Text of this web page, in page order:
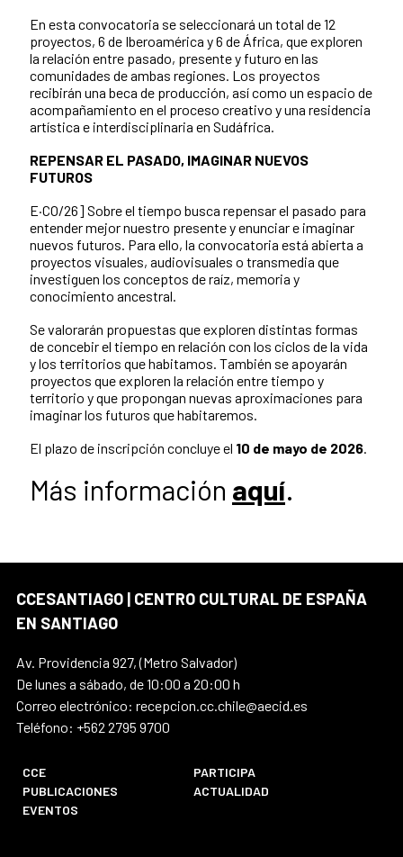
En esta convocatoria se seleccionará un total de 12
proyectos, 6 de Iberoamérica y 6 de África, que exploren
la relación entre pasado, presente y futuro en las
comunidades de ambas regiones. Los proyectos
recibirán una beca de producción, así como un espacio de
acompañamiento en el proceso creativo y una residencia
artística e interdisciplinaria en Sudáfrica.
REPENSAR EL PASADO, IMAGINAR NUEVOS
FUTUROS
E·CO/26] Sobre el tiempo busca repensar el pasado para
entender mejor nuestro presente y enunciar e imaginar
nuevos futuros. Para ello, la convocatoria está abierta a
proyectos visuales, audiovisuales o transmedia que
investiguen los conceptos de raíz, memoria y
conocimiento ancestral.
Se valorarán propuestas que exploren distintas formas
de concebir el tiempo en relación con los ciclos de la vida
y los territorios que habitamos. También se apoyarán
proyectos que exploren la relación entre tiempo y
territorio y que propongan nuevas aproximaciones para
imaginar los futuros que habitaremos.
El plazo de inscripción concluye el 10 de mayo de 2026.
Más información aquí.
CCESANTIAGO | CENTRO CULTURAL DE ESPAÑA
EN SANTIAGO
Av. Providencia 927, (Metro Salvador)
De lunes a sábado, de 10:00 a 20:00 h
Correo electrónico: recepcion.cc.chile@aecid.es
Teléfono: +562 2795 9700
CCE
PARTICIPA
PUBLICACIONES
ACTUALIDAD
EVENTOS